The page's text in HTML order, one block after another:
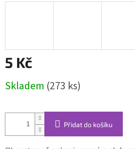
5 Kč
cena:
Skladem (273 ks)
Přidat do košíku